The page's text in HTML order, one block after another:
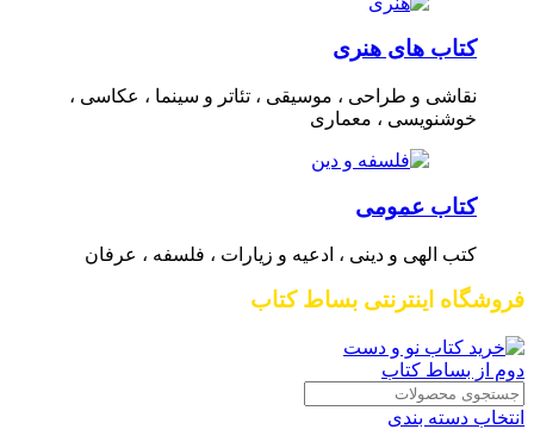
کتاب های هنری
نقاشی و طراحی ، موسیقی ، تئاتر و سینما ، عکاسی ،
خوشنویسی ، معماری
کتاب عمومی
کتب الهی و دینی ، ادعیه و زیارات ، فلسفه ، عرفان
فروشگاه اینترنتی بساط کتاب
انتخاب دسته بندی